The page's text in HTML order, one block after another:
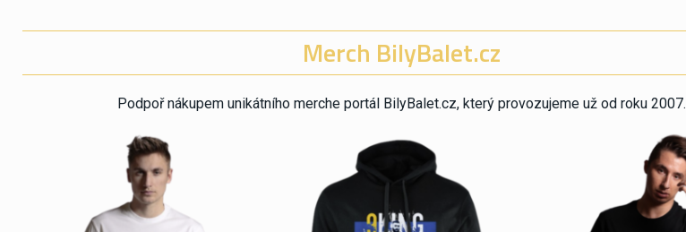
Merch BilyBalet.cz
Podpoř nákupem unikátního merche portál BilyBalet.cz, který provozujeme už od roku 2007.